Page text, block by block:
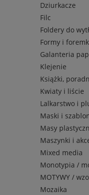
Dziurkacze
Filc
Foldery do
Formy i
Galanteria
Klejenie
Książki,
Kwiaty i liście
Lalkarstwo i
Maski i
Masy
Maszynki i
Mixed media
Monotypia /
MOTYWY /
Mozaika